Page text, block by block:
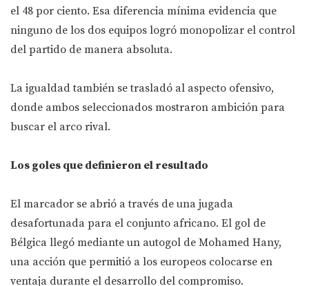
el 48 por ciento. Esa diferencia mínima evidencia que
ninguno de los dos equipos logró monopolizar el control
del partido de manera absoluta.
La igualdad también se trasladó al aspecto ofensivo,
donde ambos seleccionados mostraron ambición para
buscar el arco rival.
Los goles que definieron el resultado
El marcador se abrió a través de una jugada
desafortunada para el conjunto africano. El gol de
Bélgica llegó mediante un autogol de Mohamed Hany,
una acción que permitió a los europeos colocarse en
ventaja durante el desarrollo del compromiso.